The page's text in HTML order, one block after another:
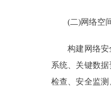
(二)网络空间
构建网络安全
系统、关键数
检查、安全监